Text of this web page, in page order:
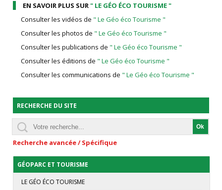
EN SAVOIR PLUS SUR" LE GÉO ÉCO TOURISME "
Consulter les vidéos de " Le Géo éco Tourisme "
Consulter les photos de " Le Géo éco Tourisme "
Consulter les publications de " Le Géo éco Tourisme "
Consulter les éditions de " Le Géo éco Tourisme "
Consulter les communications de " Le Géo éco Tourisme "
RECHERCHE DU SITE
Recherche avancée / Spécifique
GÉOPARC ET TOURISME
LE GÉO ÉCO TOURISME